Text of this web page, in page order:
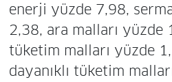
enerji yüzde 7,98,
2,38, ara malları yüzde
tüketim malları yüzde
dayanıklı tüketim